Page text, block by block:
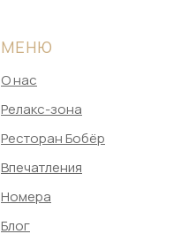
МЕНЮ
О нас
Релакс-зона
Ресторан Бобёр
Впечатления
Номера
Блог